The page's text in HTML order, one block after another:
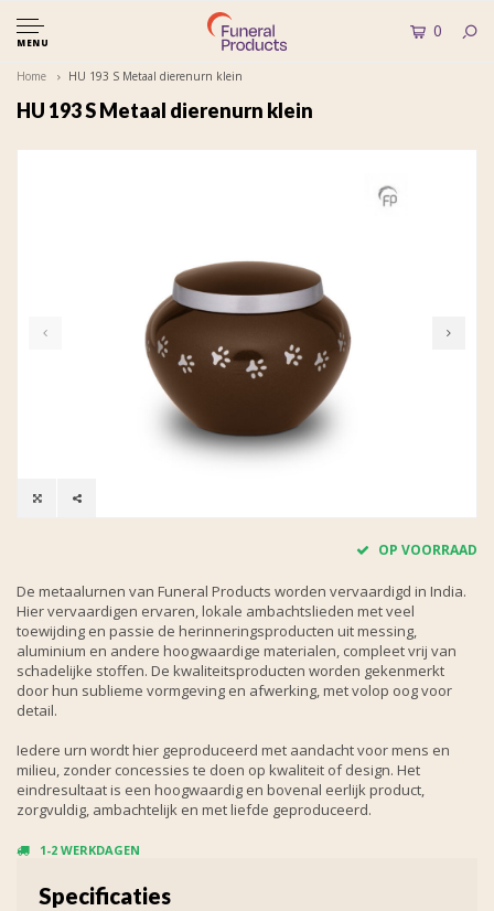
MENU
0
Home HU 193 S Metaal dierenurn klein
HU 193 S Metaal dierenurn klein
OP VOORRAAD
De metaalurnen van Funeral Products worden vervaardigd in India.
Hier vervaardigen ervaren, lokale ambachtslieden met veel
toewijding en passie de herinneringsproducten uit messing,
aluminium en andere hoogwaardige materialen, compleet vrij van
schadelijke stoffen. De kwaliteitsproducten worden gekenmerkt
door hun sublieme vormgeving en afwerking, met volop oog voor
detail.
Iedere urn wordt hier geproduceerd met aandacht voor mens en
milieu, zonder concessies te doen op kwaliteit of design. Het
eindresultaat is een hoogwaardig en bovenal eerlijk product,
zorgvuldig, ambachtelijk en met liefde geproduceerd.
1-2 WERKDAGEN
Specificaties